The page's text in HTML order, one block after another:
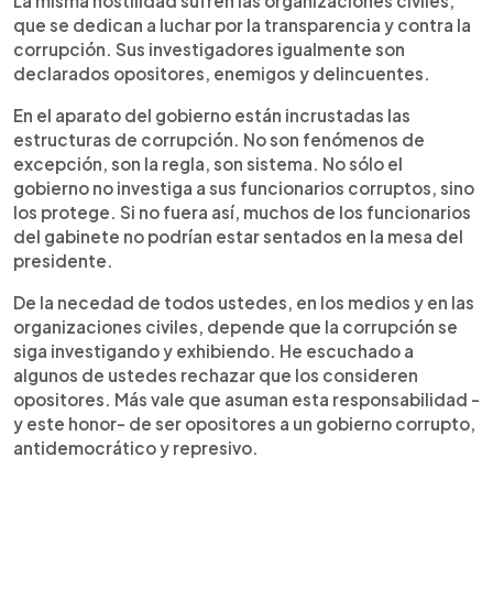
que se dedican a luchar por la transparencia y contra la
corrupción. Sus investigadores igualmente son
declarados opositores, enemigos y delincuentes.
En el aparato del gobierno están incrustadas las
estructuras de corrupción. No son fenómenos de
excepción, son la regla, son sistema. No sólo el
gobierno no investiga a sus funcionarios corruptos, sino
los protege. Si no fuera así, muchos de los funcionarios
del gabinete no podrían estar sentados en la mesa del
presidente.
De la necedad de todos ustedes, en los medios y en las
organizaciones civiles, depende que la corrupción se
siga investigando y exhibiendo. He escuchado a
algunos de ustedes rechazar que los consideren
opositores. Más vale que asuman esta responsabilidad -
y este honor- de ser opositores a un gobierno corrupto,
antidemocrático y represivo.